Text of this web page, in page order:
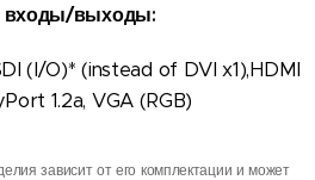
входы/выходы:
(I/O)* (instead of DVI x1),HDMI
1.2a, VGA (RGB)
зависит от его комплектации и может